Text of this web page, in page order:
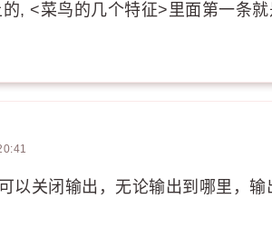
, <菜鸟的几个特征>里面第一条
以关闭输出，无论输出到哪里，